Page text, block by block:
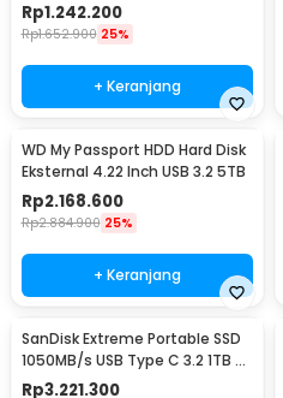
Rp1.242.200
Rp1.652.900 25%
+ Keranjang
WD My Passport HDD Hard Disk
Eksternal 4.22 Inch USB 3.2 5TB
Rp2.168.600
Rp2.884.900 25%
+ Keranjang
SanDisk Extreme Portable SSD
1050MB/s USB Type C 3.2 1TB -
SDSSDE61
Rp3.221.300